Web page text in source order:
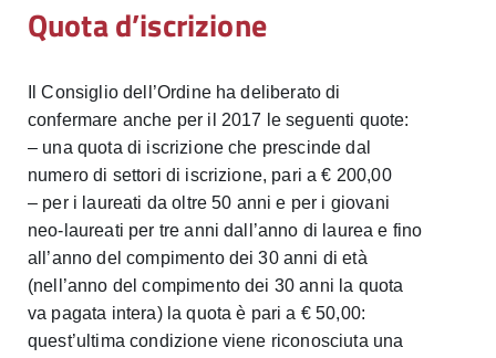
Quota d’iscrizione
Il Consiglio dell’Ordine ha deliberato di
confermare anche per il 2017 le seguenti quote:
– una quota di iscrizione che prescinde dal
numero di settori di iscrizione, pari a € 200,00
– per i laureati da oltre 50 anni e per i giovani
neo-laureati per tre anni dall’anno di laurea e fino
all’anno del compimento dei 30 anni di età
(nell’anno del compimento dei 30 anni la quota
va pagata intera) la quota è pari a € 50,00:
quest’ultima condizione viene riconosciuta una